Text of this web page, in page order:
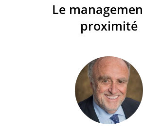
Le
proximité